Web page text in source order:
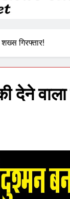
गिरफ्तार!
देने वाला